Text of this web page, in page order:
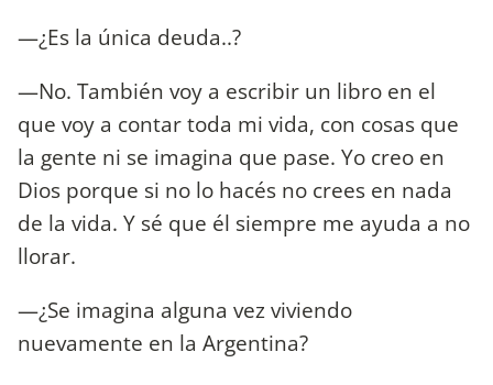
—¿Es la única deuda..?
—No. También voy a escribir un libro en el
que voy a contar toda mi vida, con cosas que
la gente ni se imagina que pase. Yo creo en
Dios porque si no lo hacés no crees en nada
de la vida. Y sé que él siempre me ayuda a no
llorar.
—¿Se imagina alguna vez viviendo
nuevamente en la Argentina?